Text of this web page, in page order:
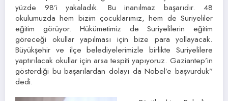
yüzde 98’i yakaladık. Bu inanılmaz başarıdır. 48
okulumuzda hem bizim çocuklarımız, hem de Suriyeliler
eğitim görüyor. Hükümetimiz de Suriyelilerin eğitim
göreceği okullar yapılması için bize para yollayacak.
Büyükşehir ve ilçe belediyelerimizle birlikte Suriyelilere
yaptırılacak okullar için arsa tespiti yapıyoruz. Gaziantep’in
gösterdiği bu başarılardan dolayı da Nobel’e başvurduk”
dedi.